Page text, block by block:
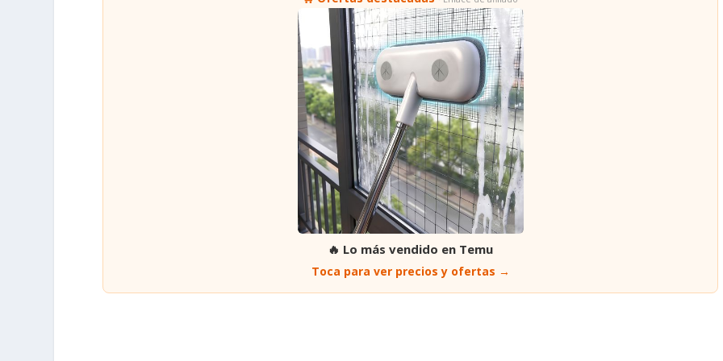
🔥 Lo más vendido en Temu
Toca para ver precios y ofertas →
Exmagistrado CNE denuncia amenaza con bala y texto de